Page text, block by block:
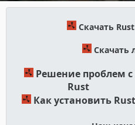
Скачать
Скачать
Решение проблем с
Rust
Как установить Rust